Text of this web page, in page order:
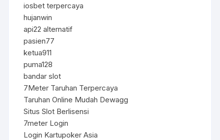
iosbet terpercaya
hujanwin
api22 alternatif
pasien77
ketua911
puma128
bandar slot
7Meter Taruhan Terpercaya
Taruhan Online Mudah Dewagg
Situs Slot Berlisensi
7meter Login
Login Kartupoker Asia